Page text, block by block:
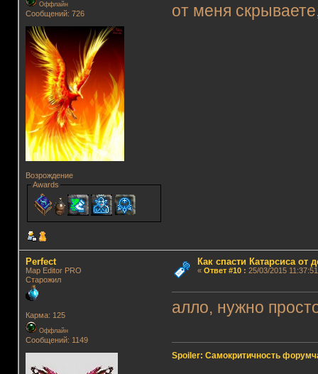
Оффлайн
Сообщений: 726
Возрождение
Awards
от меня
Perfect
Map Editor PRO
Старожил
Карма: 125
Оффлайн
Сообщений: 1149
Как спасти Катарсиса от
« Ответ #10: 25/03/2015
алло, нужно
Spoiler: Самокритичность